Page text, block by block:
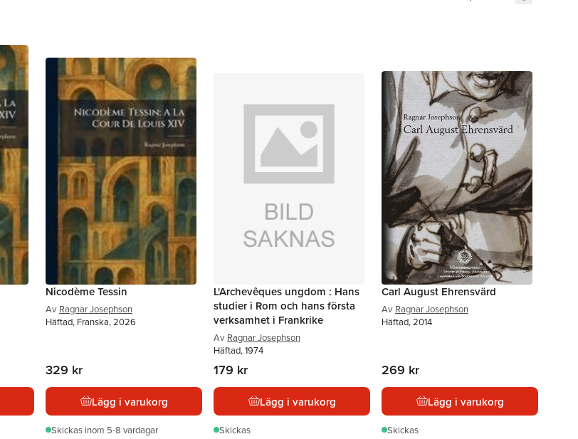
Nicodème Tessin
Av Ragnar Josephson
Häftad, Franska, 2026
329 kr
Lägg i varukorg
Skickas inom 5-8 vardagar
L'Archevêques ungdom : Hans
studier i Rom och hans första
verksamhet i Frankrike
Av Ragnar Josephson
Häftad, 1974
179 kr
Lägg i varukorg
Skickas
Carl August Ehrensvärd
Av Ragnar Josephson
Häftad, 2014
269 kr
Lägg i varukorg
Skickas